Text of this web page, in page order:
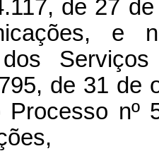
de 27
dos
de 31 de
nº